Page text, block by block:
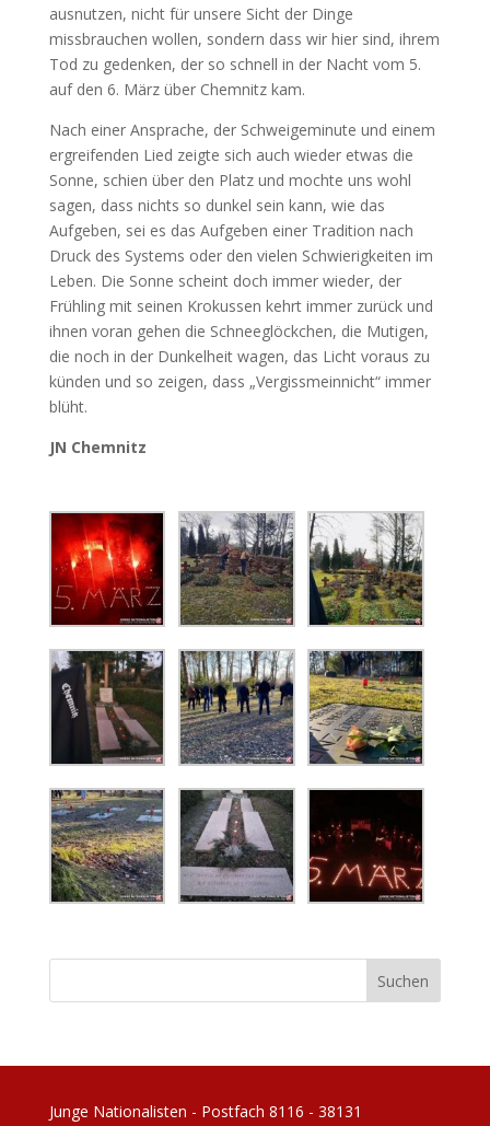
ausnutzen, nicht für unsere Sicht der Dinge
missbrauchen wollen, sondern dass wir hier sind, ihrem
Tod zu gedenken, der so schnell in der Nacht vom 5.
auf den 6. März über Chemnitz kam.
Nach einer Ansprache, der Schweigeminute und einem
ergreifenden Lied zeigte sich auch wieder etwas die
Sonne, schien über den Platz und mochte uns wohl
sagen, dass nichts so dunkel sein kann, wie das
Aufgeben, sei es das Aufgeben einer Tradition nach
Druck des Systems oder den vielen Schwierigkeiten im
Leben. Die Sonne scheint doch immer wieder, der
Frühling mit seinen Krokussen kehrt immer zurück und
ihnen voran gehen die Schneeglöckchen, die Mutigen,
die noch in der Dunkelheit wagen, das Licht voraus zu
künden und so zeigen, dass „Vergissmeinnicht“ immer
blüht.
JN Chemnitz
Junge Nationalisten - Postfach 8116 - 38131